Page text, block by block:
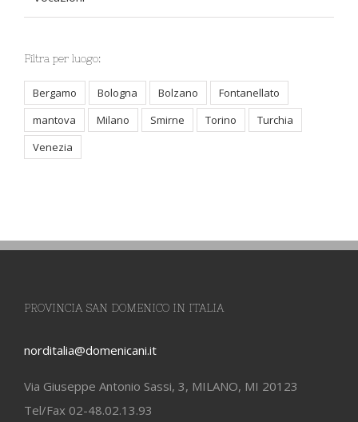
Filtra per luogo:
Bergamo Bologna Bolzano
Fontanellato
mantova
Milano Smirne Torino
Turchia
Venezia
PROVINCIA SAN DOMENICO IN ITALIA
norditalia@domenicani.it
Via Giuseppe Antonio Sassi, 3, MILANO, MI 20123
Tel/Fax 02-48.02.13.93